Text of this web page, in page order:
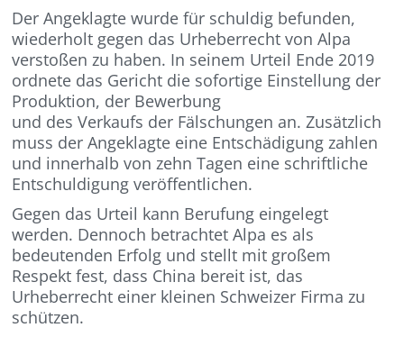
Der Angeklagte wurde für schuldig befunden,
wiederholt gegen das Urheberrecht von Alpa
verstoßen zu haben. In seinem Urteil Ende 2019
ordnete das Gericht die sofortige Einstellung der
Produktion, der Bewerbung
und des Verkaufs der Fälschungen an. Zusätzlich
muss der Angeklagte eine Entschädigung zahlen
und innerhalb von zehn Tagen eine schriftliche
Entschuldigung veröffentlichen.
Gegen das Urteil kann Berufung eingelegt
werden. Dennoch betrachtet Alpa es als
bedeutenden Erfolg und stellt mit großem
Respekt fest, dass China bereit ist, das
Urheberrecht einer kleinen Schweizer Firma zu
schützen.